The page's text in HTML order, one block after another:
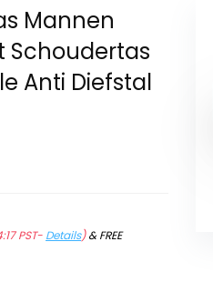
Mannen
Schoudertas
Anti Diefstal
PST- Details)&FREE